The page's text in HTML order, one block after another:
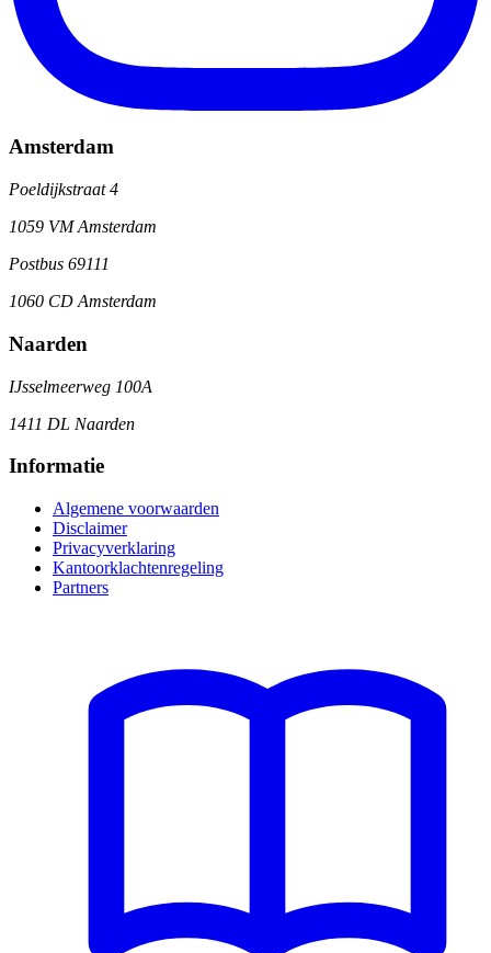
Amsterdam
Poeldijkstraat 4
1059 VM Amsterdam
Postbus 69111
1060 CD Amsterdam
Naarden
IJsselmeerweg 100A
1411 DL Naarden
Informatie
Algemene voorwaarden
Disclaimer
Privacyverklaring
Kantoorklachtenregeling
Partners